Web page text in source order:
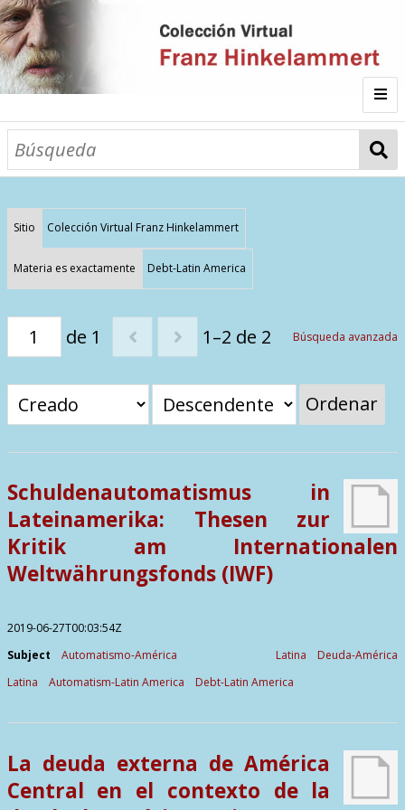
Inicio
Categorías
Todos los documentos
Materias
Sitios de Interés
Contactos
Fichas
Sitio Colección Virtual Franz Hinkelammert
Materia es exactamente Debt-Latin America
de 1 1–2 de 2 Búsqueda avanzada
Ordenar
Schuldenautomatismus in
Lateinamerika: Thesen zur
Kritik am Internationalen
Weltwährungsfonds (IWF)
2019-06-27T00:03:54Z
Subject
Automatismo-América Latina
Deuda-América
Latina
Automatism-Latin America Debt-Latin America
La deuda externa de América
Central en el contexto de la